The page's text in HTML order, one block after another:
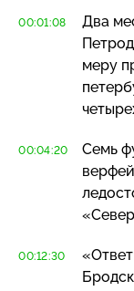
00:01:08
Два
меру
00:04:20
Семь
00:12:30